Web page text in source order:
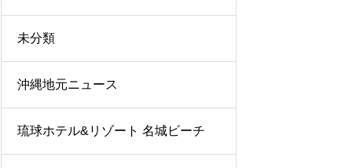
未分類
沖縄地元ニュース
琉球ホテル&リゾート 名城ビーチ